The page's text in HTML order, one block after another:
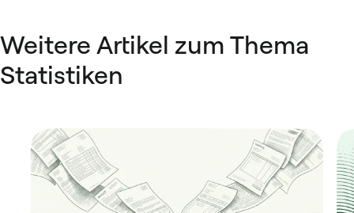
Weitere Artikel zum Thema
Statistiken